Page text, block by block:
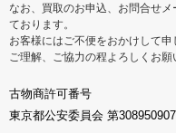
なお、買取のお申込、お問合せ
ております。
お客様にはご不便をおかけして申
ご理解、ご協力の程よろしくお願
古物商許可番号
東京都公安委員会 第